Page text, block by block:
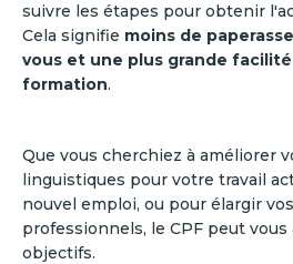
suivre les étapes pour obtenir
Cela signifie moins de
vous et une plus grande
formation.
Que vous cherchiez à améliorer
linguistiques pour votre travail
nouvel emploi, ou pour élargir
professionnels, le CPF peut vous
objectifs.